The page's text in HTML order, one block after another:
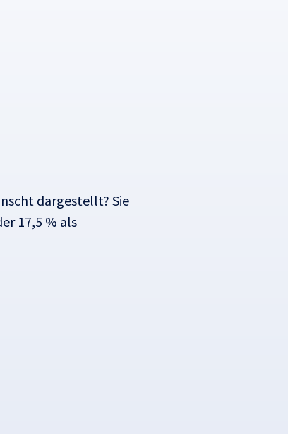
dargestellt? Sie
17,5 % als